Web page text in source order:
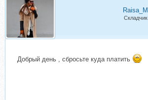
Raisa_M
Складчик
Добрый день , сбросьте куда платить